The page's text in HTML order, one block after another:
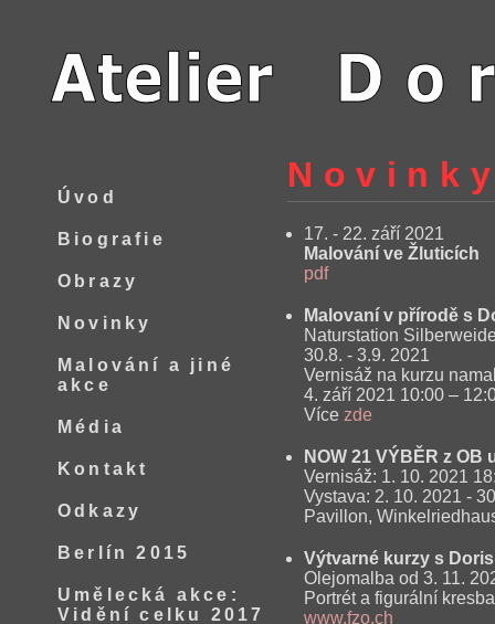
17. - 22. září 2021
Malování ve Žluticích
pdf
Malovaní v přírodě s
Naturstation
30.8. - 3.9. 2021
Vernisáž na kurzu
4. září 2021 10:00 –
Více zde
NOW 21 VÝBĚR z OB
Vernisáž: 1. 10. 2021
Vystava: 2. 10. 2021 -
Pavillon,
Výtvarné kurzy s
Olejomalba od 3. 11.
Portrét a figurální
www.fzo.ch
Úvod
Biografie
Obrazy
Novinky
Malování a jiné
akce
Média
Kontakt
Odkazy
Berlín 2015
Umělecká akce:
Vidění celku 2017